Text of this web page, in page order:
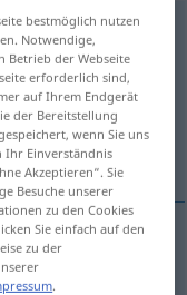
antippen)
bestmöglich nutzen
Notwendige,
Betrieb der Webseite
erforderlich sind,
auf Ihrem Endgerät
der Bereitstellung
wenn Sie uns
Ihr Einverständnis
Akzeptieren“. Sie
Besuche unserer
zu den Cookies
Sie einfach auf den
zu der
.